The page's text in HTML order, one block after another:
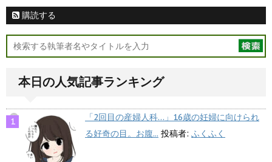
購読する
本日の人気記事ランキング
「2回目の産婦人科…」16歳の妊婦に向けられ
る好奇の目。お腹... 投稿者: ふくふく